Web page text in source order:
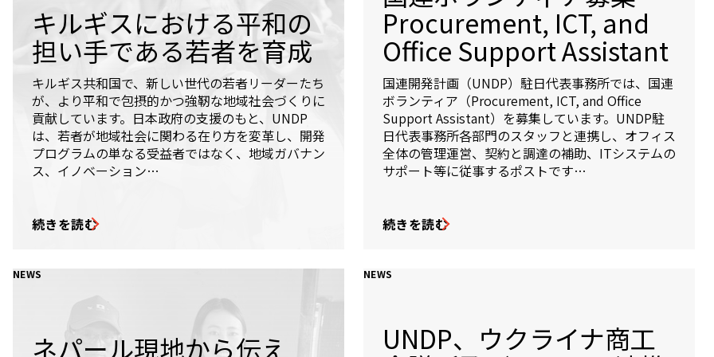
キルギスにおける平和の
担い手である若者を育成
キルギス共和国で、新しい世代の若者リーダーたち
が、より平和で包摂的かつ強靭な地域社会づくりに
貢献しています。日本政府の支援のもと、UNDP
は、若者が地域社会に関わる在り方を変革し、開発
プログラムの単なる受益者ではなく、地域ガバナン
ス、イノベーション…
続きを読む
Procurement, ICT, and
Office Support Assistant
国連開発計画（UNDP）駐日代表事務所では、国連
ボランティア（Procurement, ICT, and Office
Support Assistant）を募集しています。UNDP駐
日代表事務所各部門のスタッフと連携し、オフィス
全体の管理運営、契約と調達の補助、ITシステムの
サポート等に従事するポストです…
続きを読む
NEWS
ネパール現地から伝え
NEWS
UNDP、ウクライナ商工